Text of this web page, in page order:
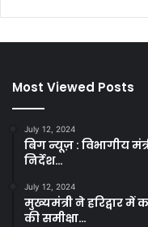
Most Viewed Posts
July 12, 2024
बिग न्यूज़ : विभागीय
निर्देश…
July 12, 2024
मुख्यमंत्री ने हरिद्वार
की समीक्षा…